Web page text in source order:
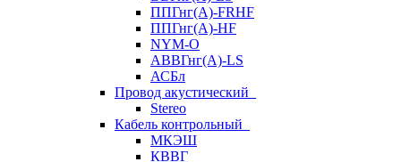
ППГнг(А)-FRHF
ППГнг(А)-HF
NYM-O
АВВГнг(А)-LS
АСБл
Провод акустический
Stereo
Кабель контрольный
МКЭШ
КВВГ